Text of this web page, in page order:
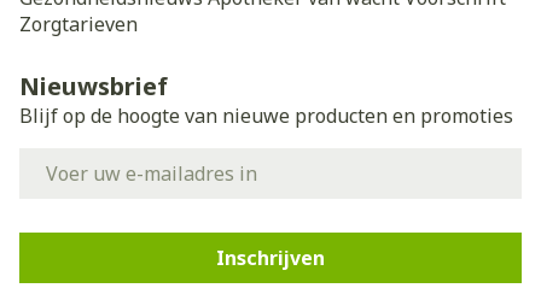
Zorgtarieven
Nieuwsbrief
Blijf op de hoogte van nieuwe producten en promoties
Inschrijven